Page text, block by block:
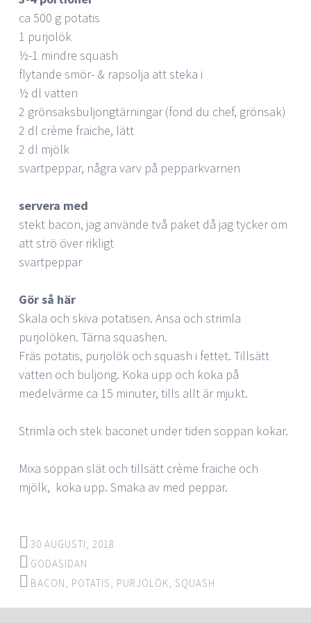
ca 500 g potatis
1 purjolök
½-1 mindre squash
flytande smör- & rapsolja att steka i
½ dl vatten
2 grönsaksbuljongtärningar (fond du chef, grönsak)
2 dl crème fraiche, lätt
2 dl mjölk
svartpeppar, några varv på pepparkvarnen
servera med
stekt bacon, jag använde två paket då jag tycker om
att strö över rikligt
svartpeppar
Gör så här
Skala och skiva potatisen. Ansa och strimla
purjolöken. Tärna squashen.
Fräs potatis, purjolök och squash i fettet. Tillsätt
vatten och buljong. Koka upp och koka på
medelvärme ca 15 minuter, tills allt är mjukt.
Strimla och stek baconet under tiden soppan kokar.
Mixa soppan slät och tillsätt crème fraiche och
mjölk, koka upp. Smaka av med peppar.
30 AUGUSTI, 2018
GODASIDAN
BACON, POTATIS, PURJOLÖK, SQUASH